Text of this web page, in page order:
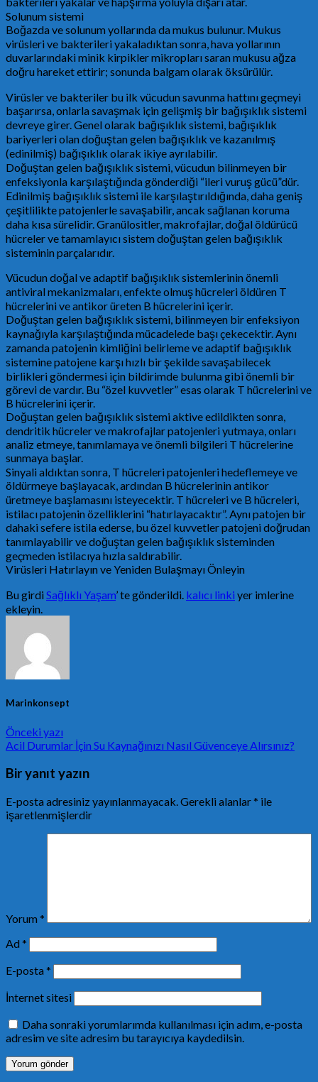
Solunum sistemi
Boğazda ve solunum yollarında da mukus bulunur. Mukus
virüsleri ve bakterileri yakaladıktan sonra, hava yollarının
duvarlarındaki minik kirpikler mikropları saran mukusu ağza
doğru hareket ettirir; sonunda balgam olarak öksürülür.
Virüsler ve bakteriler bu ilk vücudun savunma hattını geçmeyi
başarırsa, onlarla savaşmak için gelişmiş bir bağışıklık sistemi
devreye girer. Genel olarak bağışıklık sistemi, bağışıklık
bariyerleri olan doğuştan gelen bağışıklık ve kazanılmış
(edinilmiş) bağışıklık olarak ikiye ayrılabilir.
Doğuştan gelen bağışıklık sistemi, vücudun bilinmeyen bir
enfeksiyonla karşılaştığında gönderdiği “ileri vuruş gücü”dür.
Edinilmiş bağışıklık sistemi ile karşılaştırıldığında, daha geniş
çeşitlilikte patojenlerle savaşabilir, ancak sağlanan koruma
daha kısa sürelidir. Granülositler, makrofajlar, doğal öldürücü
hücreler ve tamamlayıcı sistem doğuştan gelen bağışıklık
sisteminin parçalarıdır.
Vücudun doğal ve adaptif bağışıklık sistemlerinin önemli
antiviral mekanizmaları, enfekte olmuş hücreleri öldüren T
hücrelerini ve antikor üreten B hücrelerini içerir.
Doğuştan gelen bağışıklık sistemi, bilinmeyen bir enfeksiyon
kaynağıyla karşılaştığında mücadelede başı çekecektir. Aynı
zamanda patojenin kimliğini belirleme ve adaptif bağışıklık
sistemine patojene karşı hızlı bir şekilde savaşabilecek
birlikleri göndermesi için bildirimde bulunma gibi önemli bir
görevi de vardır. Bu “özel kuvvetler” esas olarak T hücrelerini ve
B hücrelerini içerir.
Doğuştan gelen bağışıklık sistemi aktive edildikten sonra,
dendritik hücreler ve makrofajlar patojenleri yutmaya, onları
analiz etmeye, tanımlamaya ve önemli bilgileri T hücrelerine
sunmaya başlar.
Sinyali aldıktan sonra, T hücreleri patojenleri hedeflemeye ve
öldürmeye başlayacak, ardından B hücrelerinin antikor
üretmeye başlamasını isteyecektir. T hücreleri ve B hücreleri,
istilacı patojenin özelliklerini “hatırlayacaktır”. Aynı patojen bir
dahaki sefere istila ederse, bu özel kuvvetler patojeni doğrudan
tanımlayabilir ve doğuştan gelen bağışıklık sisteminden
geçmeden istilacıya hızla saldırabilir.
Virüsleri Hatırlayın ve Yeniden Bulaşmayı Önleyin
Bu girdiSağlıklı Yaşam’ te gönderildi. kalıcı linki yer imlerine
ekleyin.
Marinkonsept
Önceki yazı
Acil Durumlar İçin Su Kaynağınızı Nasıl Güvenceye Alırsınız?
Bir yanıt yazın
E-posta adresiniz yayınlanmayacak.Gerekli alanlar* ile
işaretlenmişlerdir
Yorum*
Ad*
E-posta*
İnternet sitesi
Daha sonraki yorumlarımda kullanılması için adım, e-posta
adresim ve site adresim bu tarayıcıya kaydedilsin.